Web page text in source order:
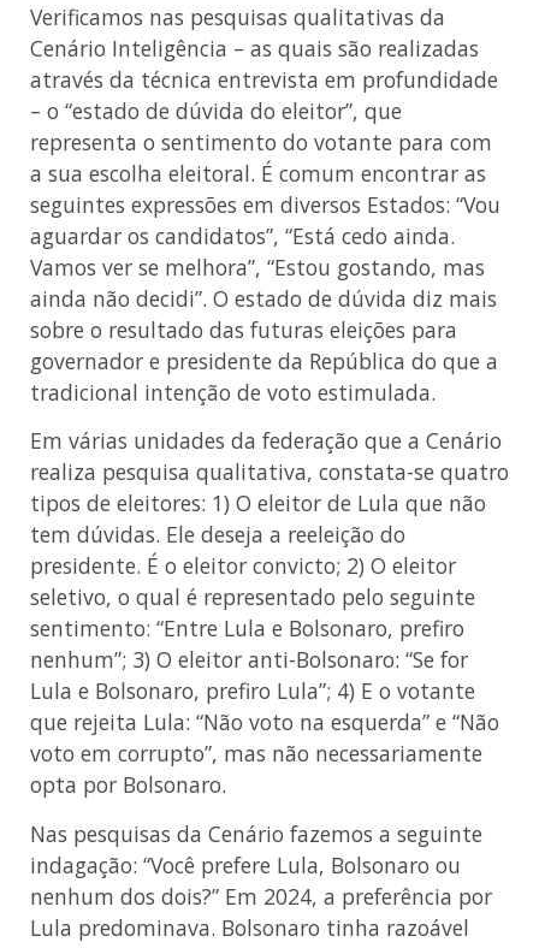
Verificamos nas pesquisas qualitativas da
Cenário Inteligência – as quais são realizadas
através da técnica entrevista em profundidade
– o “estado de dúvida do eleitor”, que
representa o sentimento do votante para com
a sua escolha eleitoral. É comum encontrar as
seguintes expressões em diversos Estados: “Vou
aguardar os candidatos”, “Está cedo ainda.
Vamos ver se melhora”, “Estou gostando, mas
ainda não decidi”. O estado de dúvida diz mais
sobre o resultado das futuras eleições para
governador e presidente da República do que a
tradicional intenção de voto estimulada.
Em várias unidades da federação que a Cenário
realiza pesquisa qualitativa, constata-se quatro
tipos de eleitores: 1) O eleitor de Lula que não
tem dúvidas. Ele deseja a reeleição do
presidente. É o eleitor convicto; 2) O eleitor
seletivo, o qual é representado pelo seguinte
sentimento: “Entre Lula e Bolsonaro, prefiro
nenhum”; 3) O eleitor anti-Bolsonaro: “Se for
Lula e Bolsonaro, prefiro Lula”; 4) E o votante
que rejeita Lula: “Não voto na esquerda” e “Não
voto em corrupto”, mas não necessariamente
opta por Bolsonaro.
Nas pesquisas da Cenário fazemos a seguinte
indagação: “Você prefere Lula, Bolsonaro ou
nenhum dos dois?” Em 2024, a preferência por
Lula predominava. Bolsonaro tinha razoável